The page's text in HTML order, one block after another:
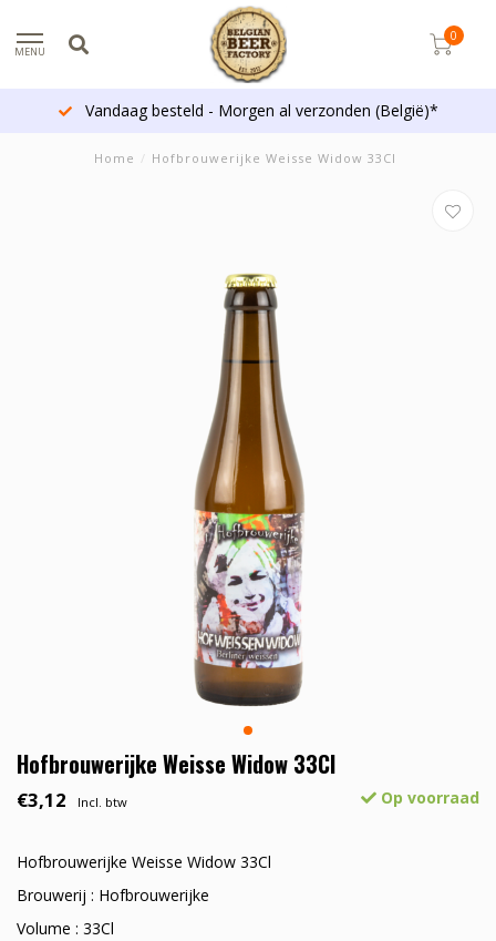
MENU
0
Vandaag besteld - Morgen al verzonden (België)*
Home / Hofbrouwerijke Weisse Widow 33Cl
Hofbrouwerijke Weisse Widow 33Cl
€3,12 Incl. btw Op voorraad
Hofbrouwerijke Weisse Widow 33Cl
Brouwerij : Hofbrouwerijke
Volume : 33Cl